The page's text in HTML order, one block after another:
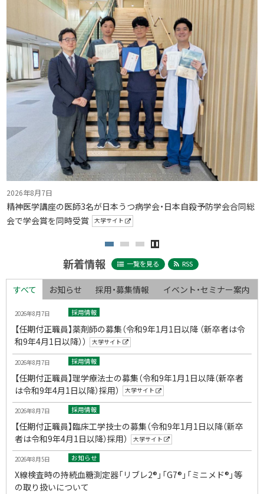
2026年8月7日
精神医学講座の医師3名が日本うつ病学会・日本自殺予防学会合同総
会で学会賞を同時受賞
大学サイト
新着情報 一覧を見る RSS
すべて お知らせ 採用・募集情報
イベント・セミナー案内
2026年8月7日 採用情報
【任期付正職員】薬剤師の募集（令和9年1月1日以降 （新卒者は令
和9年4月1日以降））
大学サイト
2026年8月7日 採用情報
【任期付正職員】理学療法士の募集（令和9年1月1日以降（新卒者
は令和9年4月1日以降）採用）
大学サイト
2026年8月7日 採用情報
【任期付正職員】臨床工学技士の募集（令和9年1月1日以降（新卒
者は令和9年4月1日以降）採用）
大学サイト
2026年8月5日 お知らせ
X線検査時の持続血糖測定器「リブレ2®」「G7®」「ミニメド®」等
の取り扱いについて